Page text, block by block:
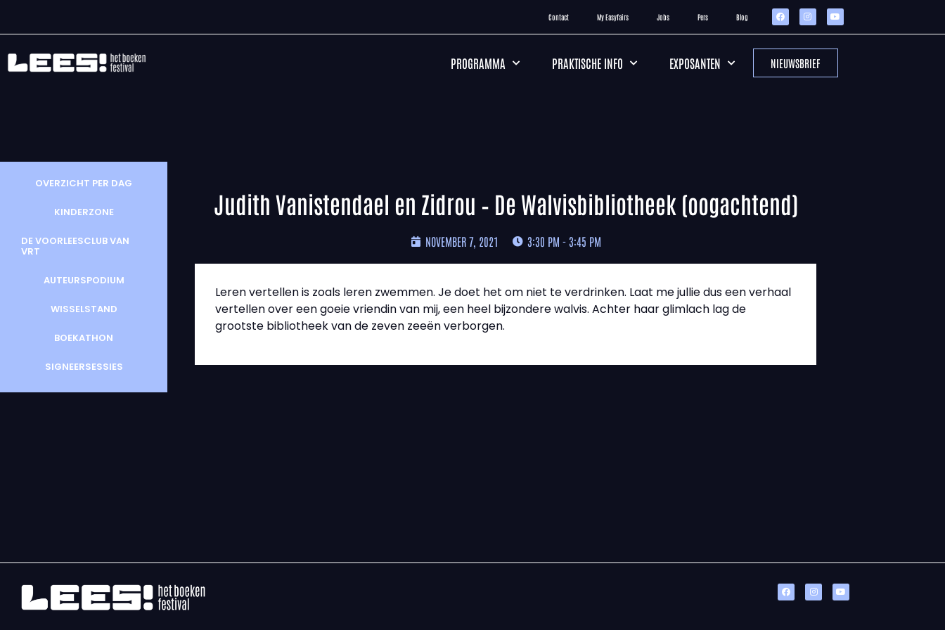
Contact My Easyfairs Jobs Pers Blog
PROGRAMMA PRAKTISCHE INFO EXPOSANTEN NIEUWSBRIEF
OVERZICHT PER DAG
KINDERZONE
DE VOORLEESCLUB VAN
VRT
AUTEURSPODIUM
WISSELSTAND
BOEKATHON
SIGNEERSESSIES
Judith Vanistendael en Zidrou – De Walvisbibliotheek (oogachtend)
NOVEMBER 7, 2021 3:30 PM - 3:45 PM
Leren vertellen is zoals leren zwemmen. Je doet het om niet te verdrinken. Laat me jullie dus een verhaal
vertellen over een goeie vriendin van mij, een heel bijzondere walvis. Achter haar glimlach lag de
grootste bibliotheek van de zeven zeeën verborgen.